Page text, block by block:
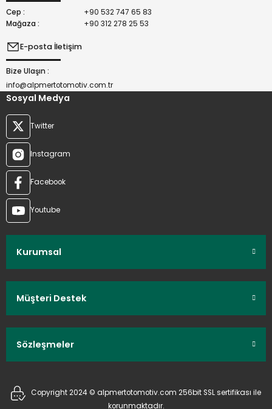
Cep :
+90 532 747 65 83
Mağaza :
+90 312 278 25 53
E-posta İletişim
Bize Ulaşın :
info@alpmertotomotiv.com.tr
Sosyal Medya
Twitter
Instagram
Facebook
Youtube
Kurumsal
Müşteri Destek
Sözleşmeler
Copyright 2024 © alpmertotomotiv.com 256bit SSL sertifikası ile
korunmaktadır.